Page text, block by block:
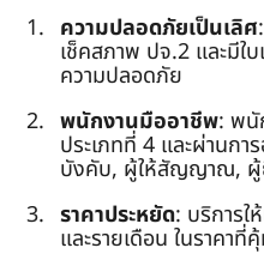
ความปลอดภัยเป็นเลิศ
เช็คสภาพ ปจ.2 และมีใ
ความปลอดภัย
พนักงานมืออาชีพ: พนั
ประเภทที่ 4 และผ่านก
บังคับ, ผู้ให้สัญญาณ, ผู้
ราคาประหยัด: บริการใ
และรายเดือน ในราคาที่